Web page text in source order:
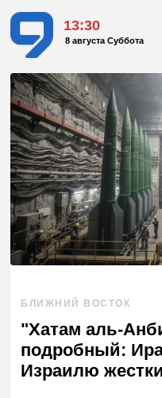
13:30
8 августа Суббота
БЛИЖНИЙ ВОСТОК
"Хатам аль-
подробный:
Израилю